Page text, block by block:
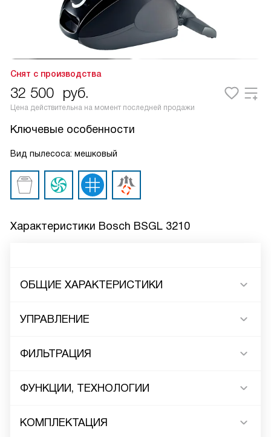
Снят с производства
32 500 руб.
Цена действительна на момент последней продажи
Ключевые особенности
Вид пылесоса: мешковый
Характеристики Bosch BSGL 3210
ОБЩИЕ ХАРАКТЕРИСТИКИ
УПРАВЛЕНИЕ
ФИЛЬТРАЦИЯ
ФУНКЦИИ, ТЕХНОЛОГИИ
КОМПЛЕКТАЦИЯ